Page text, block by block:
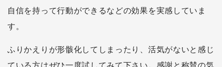
自信を持って行動ができるなどの効果を実感していま
す。
ふりかえりが形骸化してしまったり、活気がないと感じ
ている方はぜひ一度試してみて下さい。感謝と称賛の気